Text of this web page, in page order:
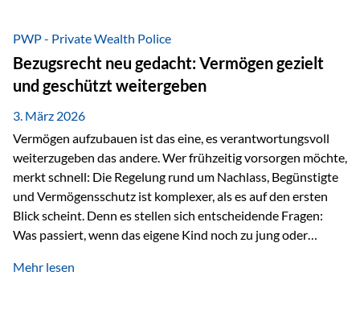
Privatdepot fallen an: Abgeltungssteuer Fondsbesteuerung
(Vorabpauschale, Teilfreistellung) Kein steuerlicher Abzug
der Vermögensverwaltungs-Gebühren /
Depotbankgebühren Jährliches Steuerreporting erforderlich
Zinsen, Dividenden und Kursgewinne werden laufend
besteuert.
PWP - Private Wealth Police
Bezugsrecht neu gedacht: Vermögen gezielt
und geschützt weitergeben
3. März 2026
Vermögen aufzubauen ist das eine, es verantwortungsvoll
weiterzugeben das andere. Wer frühzeitig vorsorgen möchte,
merkt schnell: Die Regelung rund um Nachlass, Begünstigte
und Vermögensschutz ist komplexer, als es auf den ersten
Blick scheint. Denn es stellen sich entscheidende Fragen:
Was passiert, wenn das eigene Kind noch zu jung oder
verwalten? Wie kann verhindert werden, dass Ex-Partner,
Mehr lesen